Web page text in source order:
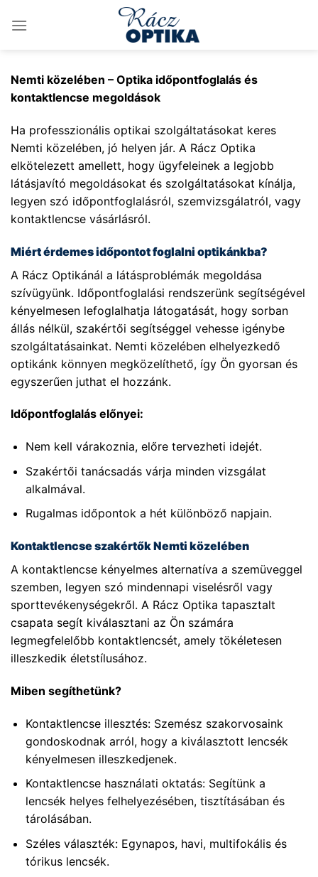
Nemti közelében – Optika időpontfoglalás és
kontaktlencse megoldások
Ha professzionális optikai szolgáltatásokat keres
Nemti közelében, jó helyen jár. A Rácz Optika
elkötelezett amellett, hogy ügyfeleinek a legjobb
látásjavító megoldásokat és szolgáltatásokat kínálja,
legyen szó időpontfoglalásról, szemvizsgálatról, vagy
kontaktlencse vásárlásról.
Miért érdemes időpontot foglalni optikánkba?
A Rácz Optikánál a látásproblémák megoldása
szívügyünk. Időpontfoglalási rendszerünk segítségével
kényelmesen lefoglalhatja látogatását, hogy sorban
állás nélkül, szakértői segítséggel vehesse igénybe
szolgáltatásainkat. Nemti közelében elhelyezkedő
optikánk könnyen megközelíthető, így Ön gyorsan és
egyszerűen juthat el hozzánk.
Időpontfoglalás előnyei:
Nem kell várakoznia, előre tervezheti idejét.
Szakértői tanácsadás várja minden vizsgálat
alkalmával.
Rugalmas időpontok a hét különböző napjain.
Kontaktlencse szakértők Nemti közelében
A kontaktlencse kényelmes alternatíva a szemüveggel
szemben, legyen szó mindennapi viselésről vagy
sporttevékenységekről. A Rácz Optika tapasztalt
csapata segít kiválasztani az Ön számára
legmegfelelőbb kontaktlencsét, amely tökéletesen
illeszkedik életstílusához.
Miben segíthetünk?
Kontaktlencse illesztés: Szemész szakorvosaink
gondoskodnak arról, hogy a kiválasztott lencsék
kényelmesen illeszkedjenek.
Kontaktlencse használati oktatás: Segítünk a
lencsék helyes felhelyezésében, tisztításában és
tárolásában.
Széles választék: Egynapos, havi, multifokális és
tórikus lencsék.